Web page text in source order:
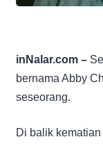
inNalar.com –
bernama Abby
seseorang.
Di balik